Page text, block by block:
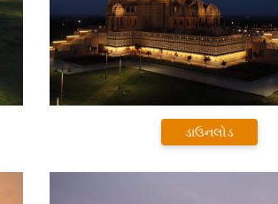
ડાઉનલોડ